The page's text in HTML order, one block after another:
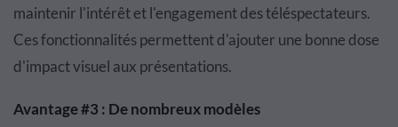
maintenir l'intérêt et l'engagement des téléspectateurs.
Ces fonctionnalités permettent d'ajouter une bonne dose
d'impact visuel aux présentations.
Avantage #3 : De nombreux modèles